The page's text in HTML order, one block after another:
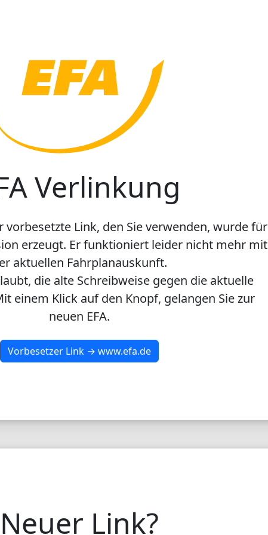
Verlinkung
vorbesetzte Link, den Sie verwenden, wurde für
erzeugt. Er funktioniert leider nicht mehr mit
aktuellen Fahrplanauskunft.
die alte Schreibweise gegen die aktuelle
einem Klick auf den Knopf, gelangen Sie zur
neuen EFA.
Vorbesetzer Link → www.efa.de
Neuer Link?